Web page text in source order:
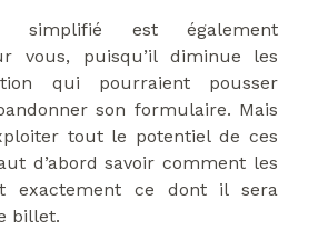
simplifié est également
vous, puisqu’il diminue les
qui pourraient pousser
son formulaire. Mais
tout le potentiel de ces
d’abord savoir comment les
exactement ce dont il sera
billet.